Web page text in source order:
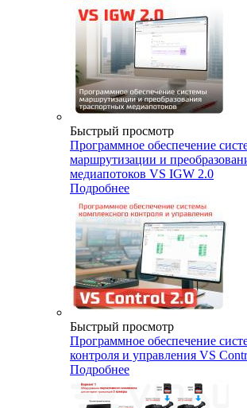
Быстрый просмотр
Программное обеспечение
маршрутизации и
медиапотоков VS IGW 2.0
Подробнее
Быстрый просмотр
Программное обеспечение
контроля и управления VS
Подробнее